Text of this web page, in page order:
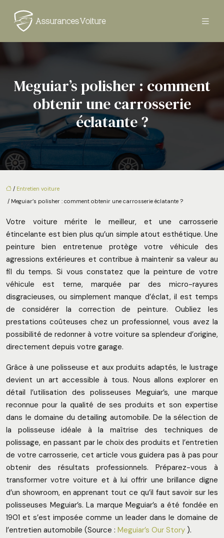
Meguiar’s polisher : comment
obtenir une carrosserie
éclatante ?
/ Entretien voiture
/ Meguiar’s polisher : comment obtenir une carrosserie éclatante ?
Votre voiture mérite le meilleur, et une carrosserie
étincelante est bien plus qu’un simple atout esthétique. Une
peinture bien entretenue protège votre véhicule des
agressions extérieures et contribue à maintenir sa valeur au
fil du temps. Si vous constatez que la peinture de votre
véhicule est terne, marquée par des micro-rayures
disgracieuses, ou simplement manque d’éclat, il est temps
de considérer la correction de peinture. Oubliez les
prestations coûteuses chez un professionnel, vous avez la
possibilité de redonner à votre voiture sa splendeur d’origine,
directement depuis votre garage.
Grâce à une polisseuse et aux produits adaptés, le lustrage
devient un art accessible à tous. Nous allons explorer en
détail l’utilisation des polisseuses Meguiar’s, une marque
reconnue pour la qualité de ses produits et son expertise
dans le domaine du detailing automobile. De la sélection de
la polisseuse idéale à la maîtrise des techniques de
polissage, en passant par le choix des produits et l’entretien
de votre carrosserie, cet article vous guidera pas à pas pour
obtenir des résultats professionnels. Préparez-vous à
transformer votre voiture et à lui offrir une brillance digne
d’un showroom, en apprenant tout ce qu’il faut savoir sur les
polisseuses Meguiar’s. La marque Meguiar’s a été fondée en
1901 et s’est imposée comme un leader dans le domaine de
l’entretien automobile (Source : Meguiar’s Our Story ).